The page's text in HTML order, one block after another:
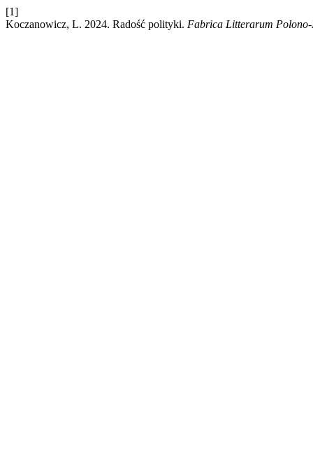
[1]
Koczanowicz, L. 2024. Radość polityki. Fabrica Litterarum